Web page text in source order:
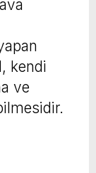
kendi
ve